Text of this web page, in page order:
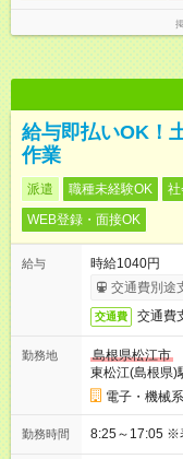
給与即払いOK！
作業
派遣 職種未経験OK
WEB登録・面接OK
給与
時給1040円
交通費別途
交通費 交通費
勤務地
島根県松江市
東松江(島根県)
電子・機械
勤務時間